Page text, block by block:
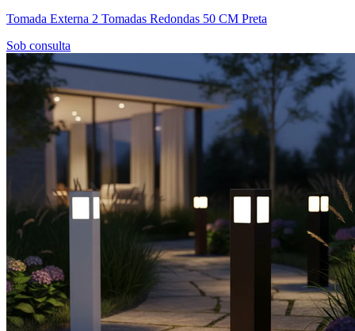
Tomada Externa 2 Tomadas Redondas 50 CM Preta
Sob consulta